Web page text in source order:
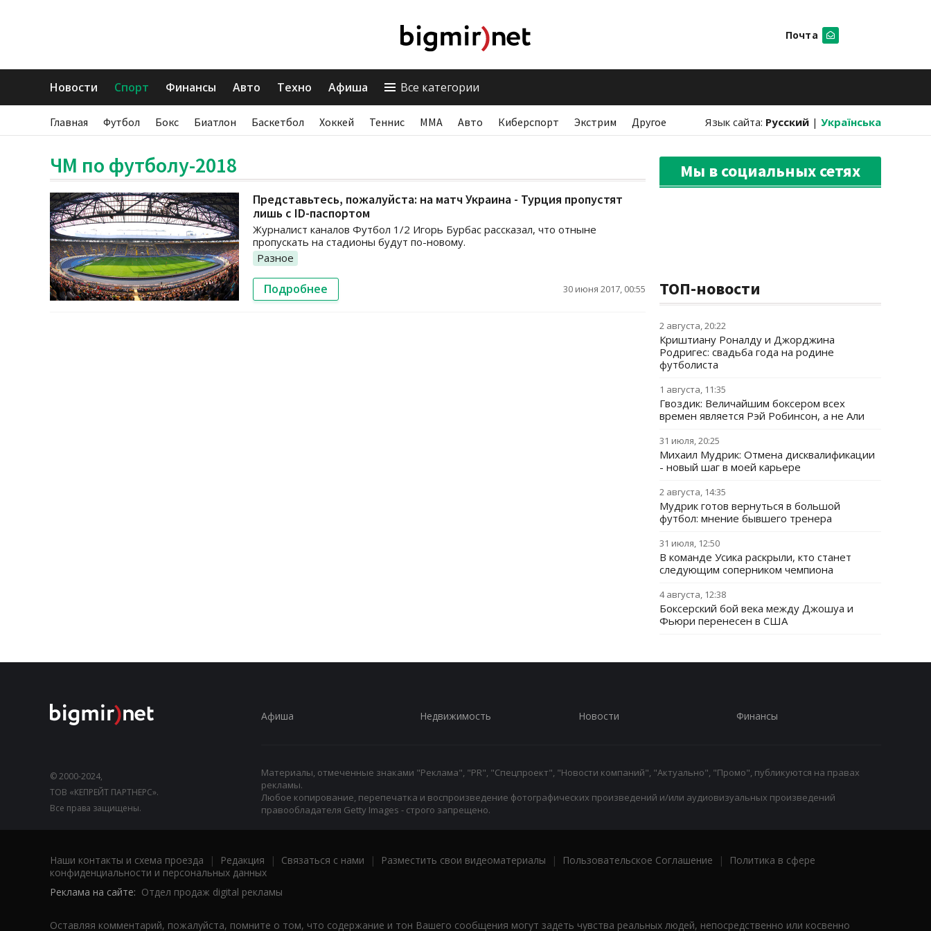
Почта
Новости Спорт Финансы Авто Техно Афиша Все категории
Главная Футбол Бокс Биатлон Баскетбол Хоккей Теннис ММА Авто Киберспорт Экстрим Другое Язык сайта: Русский | Українська
ЧМ по футболу-2018
Представьтесь, пожалуйста: на матч Украина - Турция пропустят
лишь с ID-паспортом
Журналист каналов Футбол 1/2 Игорь Бурбас рассказал, что отныне
пропускать на стадионы будут по-новому.
Разное
Подробнее 30 июня 2017, 00:55
Мы в социальных сетях
ТОП-новости
2 августа, 20:22
Криштиану Роналду и Джорджина
Родригес: свадьба года на родине
футболиста
1 августа, 11:35
Гвоздик: Величайшим боксером всех
времен является Рэй Робинсон, а не Али
31 июля, 20:25
Михаил Мудрик: Отмена дисквалификации
- новый шаг в моей карьере
2 августа, 14:35
Мудрик готов вернуться в большой
футбол: мнение бывшего тренера
31 июля, 12:50
В команде Усика раскрыли, кто станет
следующим соперником чемпиона
4 августа, 12:38
Боксерский бой века между Джошуа и
Фьюри перенесен в США
© 2000-2024,
ТОВ «КЕПРЕЙТ ПАРТНЕРС».
Все права защищены.
Афиша Недвижимость Новости Финансы
Материалы, отмеченные знаками "Реклама", "PR", "Спецпроект", "Новости компаний", "Актуально", "Промо", публикуются на правах
рекламы.
Любое копирование, перепечатка и воспроизведение фотографических произведений и/или аудиовизуальных произведений
правообладателя Getty Images - строго запрещено.
Наши контакты и схема проезда | Редакция | Связаться с нами | Разместить свои видеоматериалы | Пользовательское Соглашение |
Политика в сфере
конфиденциальности и персональных данных
Реклама на сайте: Отдел продаж digital рекламы
Оставляя комментарий, пожалуйста, помните о том, что содержание и тон Вашего сообщения могут задеть чувства реальных людей, непосредственно или косвенно